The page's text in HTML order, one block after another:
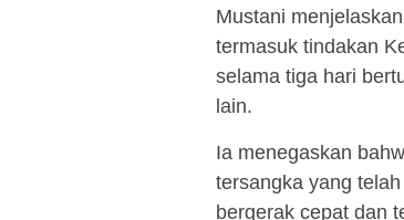
Mustani
termasuk tindakan
selama tiga hari
lain.
Ia menegaskan
tersangka yang
bergerak cepat dan